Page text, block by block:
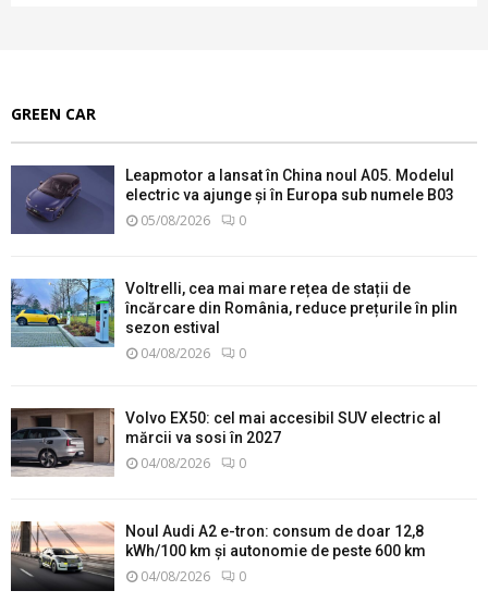
GREEN CAR
Leapmotor a lansat în China noul A05. Modelul
electric va ajunge și în Europa sub numele B03
05/08/2026 0
Voltrelli, cea mai mare rețea de stații de
încărcare din România, reduce prețurile în plin
sezon estival
04/08/2026 0
Volvo EX50: cel mai accesibil SUV electric al
mărcii va sosi în 2027
04/08/2026 0
Noul Audi A2 e-tron: consum de doar 12,8
kWh/100 km și autonomie de peste 600 km
04/08/2026 0